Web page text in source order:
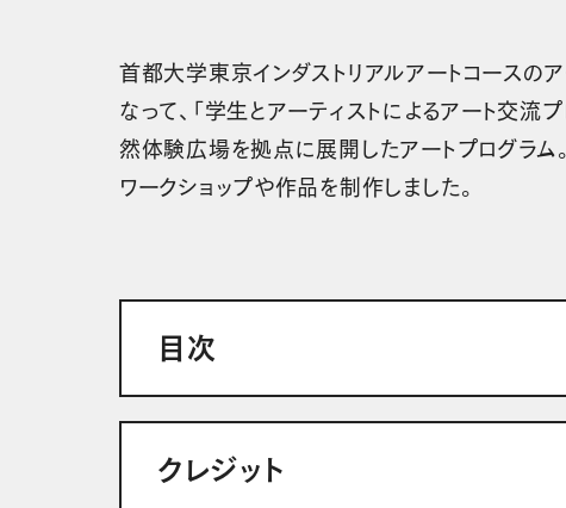
首都大学東京インダストリアルアートコースの
なって、「学生とアーティストによるアート交流
然体験広場を拠点に展開したアートプログラム
ワークショップや作品を制作しました。
目次
クレジット